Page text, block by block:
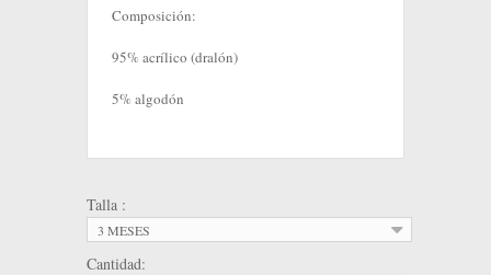
Composición:
95% acrílico (dralón)
5% algodón
Talla :
3 MESES
Cantidad: